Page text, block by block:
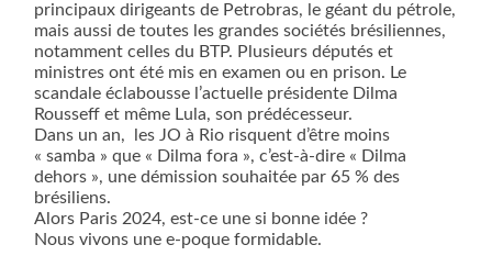
principaux dirigeants de Petrobras, le géant du pétrole,
mais aussi de toutes les grandes sociétés brésiliennes,
notamment celles du BTP. Plusieurs députés et
ministres ont été mis en examen ou en prison. Le
scandale éclabousse l’actuelle présidente Dilma
Rousseff et même Lula, son prédécesseur.
Dans un an,
les JO à Rio risquent d’être moins
« samba » que « Dilma fora », c’est-à-dire « Dilma
dehors », une démission souhaitée par 65 % des
brésiliens.
Alors Paris 2024, est-ce une si bonne idée ?
Nous vivons une e-poque formidable.